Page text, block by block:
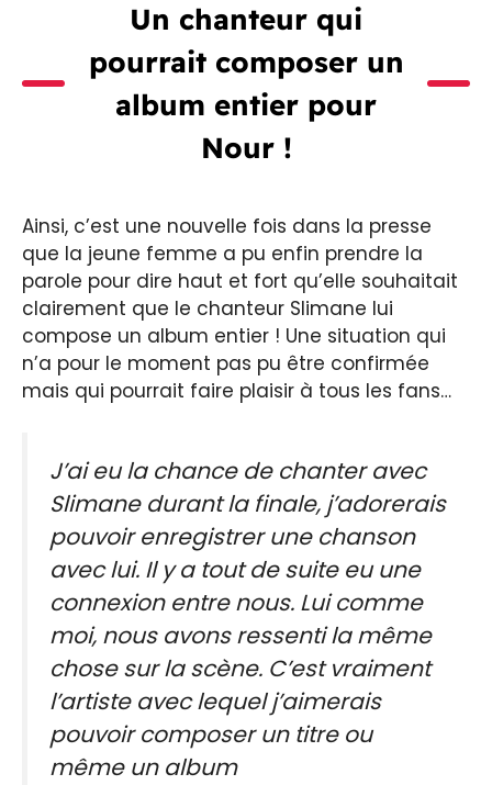
Un chanteur qui
pourrait composer un
album entier pour
Nour !
Ainsi, c’est une nouvelle fois dans la presse
que la jeune femme a pu enfin prendre la
parole pour dire haut et fort qu’elle souhaitait
clairement que le chanteur Slimane lui
compose un album entier ! Une situation qui
n’a pour le moment pas pu être confirmée
mais qui pourrait faire plaisir à tous les fans…
J’ai eu la chance de chanter avec
Slimane durant la finale, j’adorerais
pouvoir enregistrer une chanson
avec lui. Il y a tout de suite eu une
connexion entre nous. Lui comme
moi, nous avons ressenti la même
chose sur la scène. C’est vraiment
l’artiste avec lequel j’aimerais
pouvoir composer un titre ou
même un album